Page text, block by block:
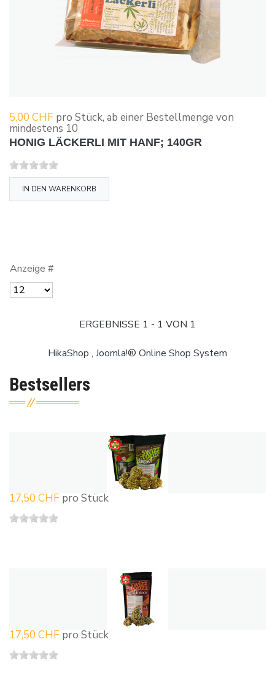
5,00 CHF pro Stück, ab einer Bestellmenge von
mindestens 10
HONIG LÄCKERLI MIT HANF; 140GR
IN DEN WARENKORB
Anzeige #
ERGEBNISSE 1 - 1 VON 1
HikaShop , Joomla!® Online Shop System
Bestsellers
17,50 CHF pro Stück
17,50 CHF pro Stück